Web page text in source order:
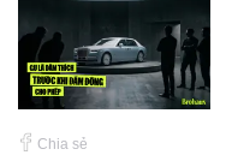
Chia sẻ